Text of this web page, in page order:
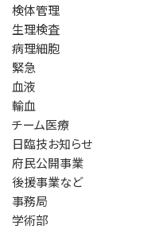
検体管理
生理検査
病理細胞
緊急
血液
輸血
チーム医療
日臨技お知らせ
府民公開事業
後援事業など
事務局
学術部